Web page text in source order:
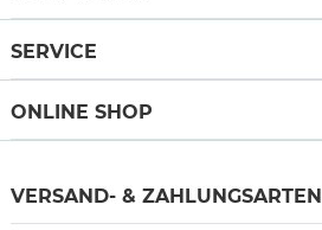
SERVICE
ONLINE SHOP
VERSAND- & ZAHLUNGSARTEN